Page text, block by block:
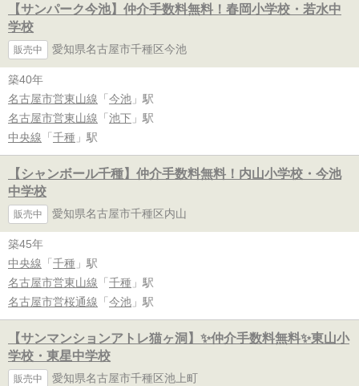
【サンパーク今池】仲介手数料無料！春岡小学校・若水中
学校
販売中 愛知県名古屋市千種区今池
築40年
名古屋市営東山線 「 今池 」駅
名古屋市営東山線 「 池下 」駅
中央線 「 千種 」駅
【シャンボール千種】仲介手数料無料！内山小学校・今池
中学校
販売中 愛知県名古屋市千種区内山
築45年
中央線 「 千種 」駅
名古屋市営東山線 「 千種 」駅
名古屋市営桜通線 「 今池 」駅
【サンマンションアトレ猫ヶ洞】✨️仲介手数料無料✨️東山小
学校・東星中学校
販売中 愛知県名古屋市千種区池上町